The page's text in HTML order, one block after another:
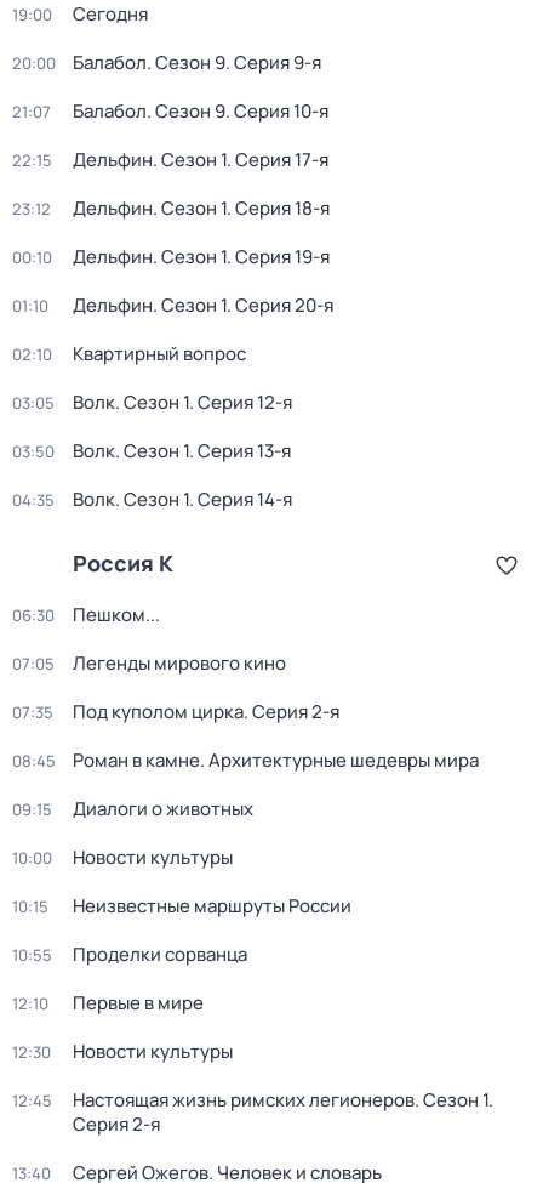
19:00 Сегодня
20:00 Балабол. Сезон 9. Серия 9-я
21:07 Балабол. Сезон 9. Серия 10-я
22:15 Дельфин. Сезон 1. Серия 17-я
23:12 Дельфин. Сезон 1. Серия 18-я
00:10 Дельфин. Сезон 1. Серия 19-я
01:10 Дельфин. Сезон 1. Серия 20-я
02:10 Квартирный вопрос
03:05 Волк. Сезон 1. Серия 12-я
03:50 Волк. Сезон 1. Серия 13-я
04:35 Волк. Сезон 1. Серия 14-я
Россия К
06:30 Пешком...
07:05 Легенды мирового кино
07:35 Под куполом цирка. Серия 2-я
08:45 Роман в камне. Архитектурные шедевры мира
09:15 Диалоги о животных
10:00 Новости культуры
10:15 Неизвестные маршруты России
10:55 Проделки сорванца
12:10 Первые в мире
12:30 Новости культуры
12:45 Настоящая жизнь римских легионеров. Сезон 1.
Серия 2-я
13:40 Сергей Ожегов. Человек и словарь